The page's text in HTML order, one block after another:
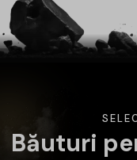
Băuturi